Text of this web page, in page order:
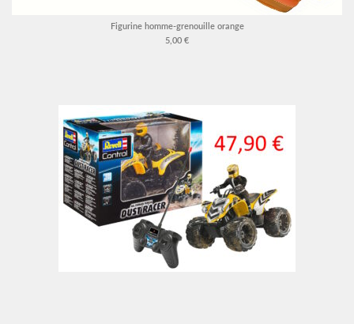
Figurine homme-grenouille orange
5,00 €